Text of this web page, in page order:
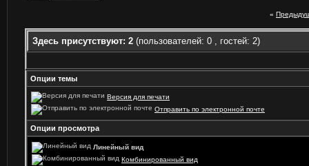
«
Здесь присутствуют: 2 (пользователей: 0 , гостей: 2)
Опции темы
Версия для печати
Отправить по электронной почте
Опции просмотра
Линейный вид
Комбинированный вид